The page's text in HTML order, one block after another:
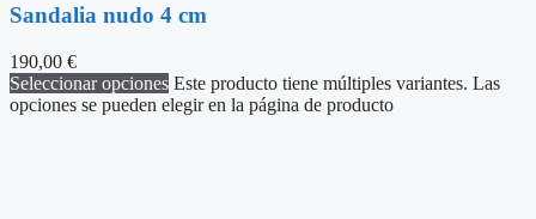
Sandalia nudo 4 cm
190,00 €
Seleccionar opciones Este producto tiene múltiples variantes. Las
opciones se pueden elegir en la página de producto